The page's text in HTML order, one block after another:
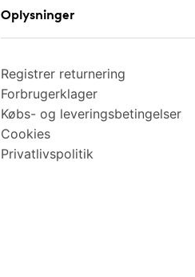
Oplysninger
Registrer returnering
Forbrugerklager
Købs- og leveringsbetingelser
Cookies
Privatlivspolitik